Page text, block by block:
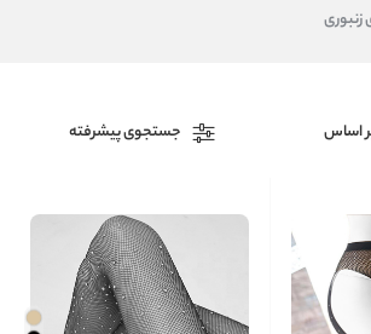
زنبوری
اساس جستجوی پیشرفته